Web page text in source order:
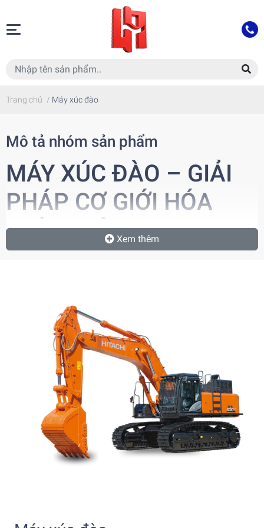
Trang chủ / Máy xúc đào
Mô tả nhóm sản phẩm
MÁY XÚC ĐÀO – GIẢI
PHÁP CƠ GIỚI HÓA
TOÀN DIỆN CHO MỌI
CÔNG TRÌNH
Máy xúc đào(Excavator) là một trong những thiết bị cơ giới
chủ lực, được sử dụng phổ biến trong xây dựng, khai thác
khoáng sản, san lấp mặt bằng, thi công cầu đường và nhiều
lĩnh vực công nghiệp nặng khác. Với khả năng làm việc linh
hoạt, công suất lớn, cùng nhiều lựa chọn về chủng loại và
kích cỡ, máy xúc đào giúp nâng cao năng suất, tiết kiệm chi
phí và rút ngắn thời gian thi công đáng kể.
Ưu điểm nổi bật của máy xúc
thích nghi với nhiều nhiệm vụ khác nhau.
Xem thêm